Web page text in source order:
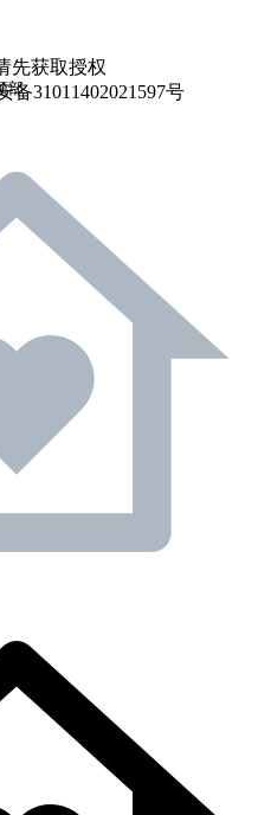
先获取授权
备31011402021597号
部